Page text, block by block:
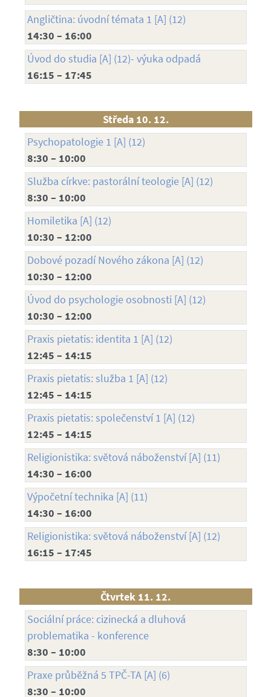
Angličtina: úvodní témata 1 [A] (12)
14:30 – 16:00
Úvod do studia [A] (12)- výuka odpadá
16:15 – 17:45
Středa 10. 12.
Psychopatologie 1 [A] (12)
8:30 – 10:00
Služba církve: pastorální teologie [A] (12)
8:30 – 10:00
Homiletika [A] (12)
10:30 – 12:00
Dobové pozadí Nového zákona [A] (12)
10:30 – 12:00
Úvod do psychologie osobnosti [A] (12)
10:30 – 12:00
Praxis pietatis: identita 1 [A] (12)
12:45 – 14:15
Praxis pietatis: služba 1 [A] (12)
12:45 – 14:15
Praxis pietatis: společenství 1 [A] (12)
12:45 – 14:15
Religionistika: světová náboženství [A] (11)
14:30 – 16:00
Výpočetní technika [A] (11)
14:30 – 16:00
Religionistika: světová náboženství [A] (12)
16:15 – 17:45
Čtvrtek 11. 12.
Sociální práce: cizinecká a dluhová
problematika - konference
8:30 – 10:00
Praxe průběžná 5 TPČ-TA [A] (6)
8:30 – 10:00